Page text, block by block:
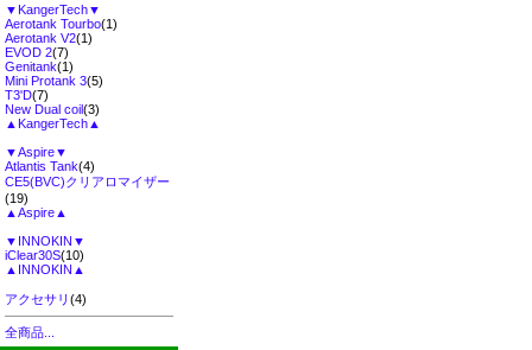
▼KangerTech▼
Aerotank Tourbo(1)
Aerotank V2(1)
EVOD 2(7)
Genitank(1)
Mini Protank 3(5)
T3'D(7)
New Dual coil(3)
▲KangerTech▲
▼Aspire▼
Atlantis Tank(4)
CE5(BVC)クリアロマイザー
(19)
▲Aspire▲
▼INNOKIN▼
iClear30S(10)
▲INNOKIN▲
アクセサリ(4)
全商品...